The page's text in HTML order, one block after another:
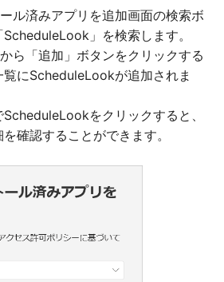
ル済みアプリを追加画面の検索ボ
」を検索します。
ら「追加」ボタンをクリックする
覧にScheduleLookが追加されま
をクリックすると、
確認することができます。